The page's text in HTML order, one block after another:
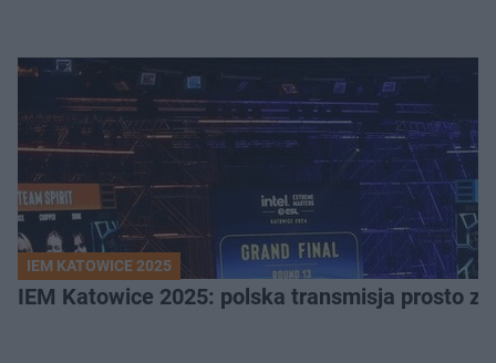
IEM KATOWICE 2025
IEM Katowice 2025: polska transmisja prosto